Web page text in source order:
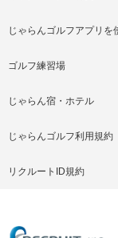
じゃらんゴルフアプリを
ゴルフ練習場
じゃらん宿・ホテル
じゃらんゴルフ利用規約
リクルートID規約